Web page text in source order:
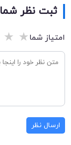
ثبت نظر شما
امتیاز شما★
★
ارسال نظر